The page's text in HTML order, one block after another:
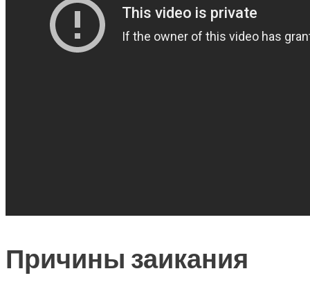
Причины заикания